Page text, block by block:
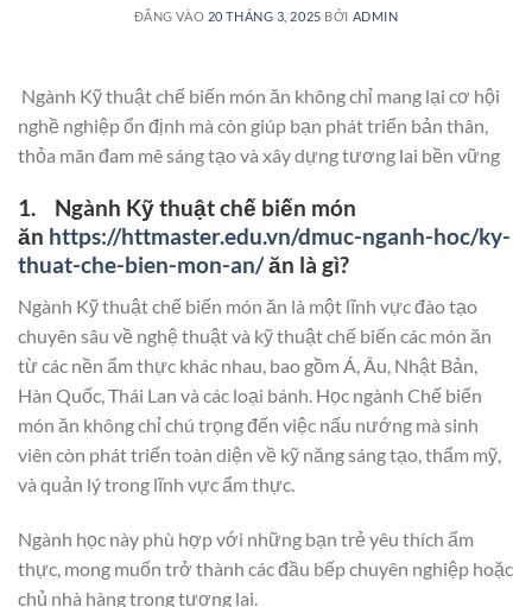
ĐĂNG VÀO 20 THÁNG 3, 2025 BỞI ADMIN
Ngành Kỹ thuật chế biến món ăn không chỉ mang lại cơ hội
nghề nghiệp ổn định mà còn giúp bạn phát triển bản thân,
thỏa mãn đam mê sáng tạo và xây dựng tương lai bền vững
1. Ngành Kỹ thuật chế biến món
ăn https://httmaster.edu.vn/dmuc-nganh-hoc/ky-
thuat-che-bien-mon-an/ăn là gì?
Ngành Kỹ thuật chế biến món ăn là một lĩnh vực đào tạo
chuyên sâu về nghệ thuật và kỹ thuật chế biến các món ăn
từ các nền ẩm thực khác nhau, bao gồm Á, Âu, Nhật Bản,
Hàn Quốc, Thái Lan và các loại bánh. Học ngành Chế biến
món ăn không chỉ chú trọng đến việc nấu nướng mà sinh
viên còn phát triển toàn diện về kỹ năng sáng tạo, thẩm mỹ,
và quản lý trong lĩnh vực ẩm thực.
Ngành học này phù hợp với những bạn trẻ yêu thích ẩm
thực, mong muốn trở thành các đầu bếp chuyên nghiệp hoặc
chủ nhà hàng trong tương lai.